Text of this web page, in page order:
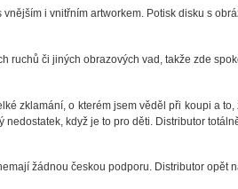
i vnitřním artworkem. Potisk disku s
ruchů či jiných obrazových vad, takže zde
zklamání, o kterém jsem věděl při koupi a
když je to pro děti. Distributor
žádnou českou podporu. Distributor opět